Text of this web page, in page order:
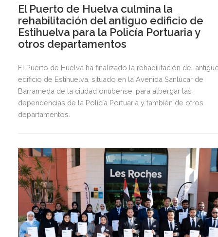
El Puerto de Huelva culmina la
rehabilitación del antiguo edificio de
Estihuelva para la Policía Portuaria y
otros departamentos
El Puerto de Huelva ha finalizado la rehabilitación del
edificio de Estihuelva, situado en la Avenida Sanlúcar de
Barrameda de la ciudad onubense, para albergar las
dependencias de la Policía Portuaria y también de otros
departamentos.